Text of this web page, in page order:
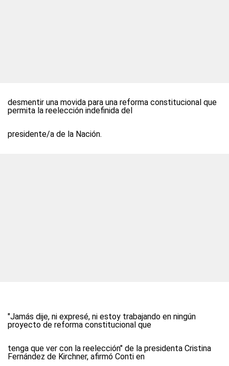
desmentir una movida para una reforma constitucional que
permita la reelección indefinida del
presidente/a de la Nación.
"Jamás dije, ni expresé, ni estoy trabajando en ningún
proyecto de reforma constitucional que
tenga que ver con la reelección" de la presidenta Cristina
Fernández de Kirchner, afirmó Conti en